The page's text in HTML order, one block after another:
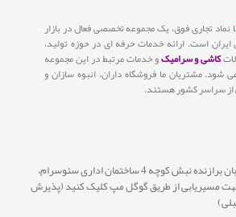
نماد تجاری فوق، یک مجموعه تخصصی فعال در بازار
است. ارائه خدمات حرفه ای در حوزه تولید،
کاشی و سرامیکو خدمات مرتبط در این مجموعه
مشتریان ما فروشگاه داران، انبوه سازان و
از سراسر کشور هستند.
اصفهان - خیابان برازنده نبش کوچه 4 ساختمان اداری سئوسرام،
مسیریابی از طریق گوگل مپ کلیک کنید (پذیرش